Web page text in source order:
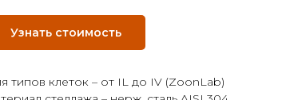
Узнать стоимость
типов клеток – от IL до IV (ZoonLab)